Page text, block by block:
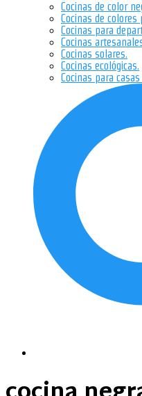
Cocinas de color
Cocinas de colores
Cocinas para
Cocinas
Cocinas solares.
Cocinas ecológicas.
Cocinas para